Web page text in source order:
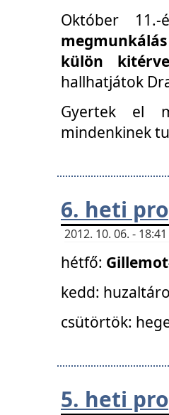
Október
külön
hallhatjátok
Gyertek el
mindenkinek
6. heti
2012. 10. 06. -
hétfő:
kedd:
csütörtök:
5. heti